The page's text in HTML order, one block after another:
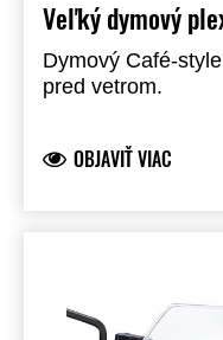
Veľký dymový
Dymový Café-
pred vetrom.
OBJAVIŤ VIAC